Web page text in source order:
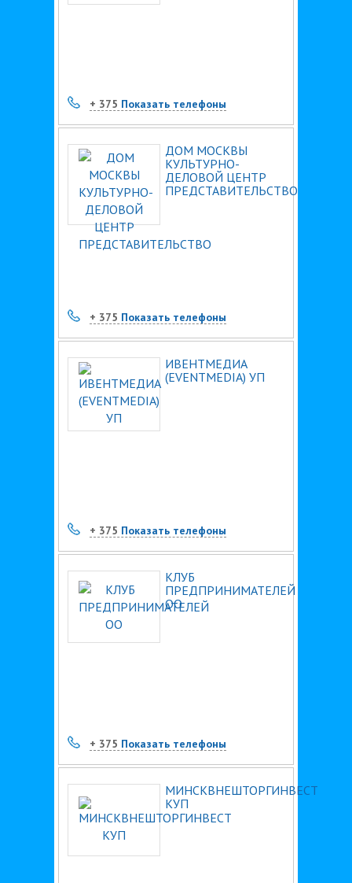
+ 375 Показать телефоны
ДОМ МОСКВЫ
КУЛЬТУРНО-
ДЕЛОВОЙ ЦЕНТР
ПРЕДСТАВИТЕЛЬСТВО
+ 375 Показать телефоны
ИВЕНТМЕДИА
(EVENTMEDIA) УП
+ 375 Показать телефоны
КЛУБ
ПРЕДПРИНИМАТЕЛЕЙ
ОО
+ 375 Показать телефоны
МИНСКВНЕШТОРГИНВЕСТ
КУП